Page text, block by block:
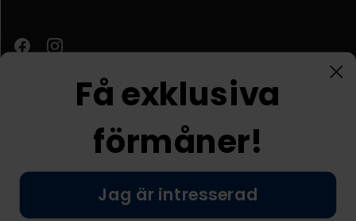
© Nordic Prostore 2026
Allmänna villkor
Få exklusiva
förmåner!
Jag är intresserad